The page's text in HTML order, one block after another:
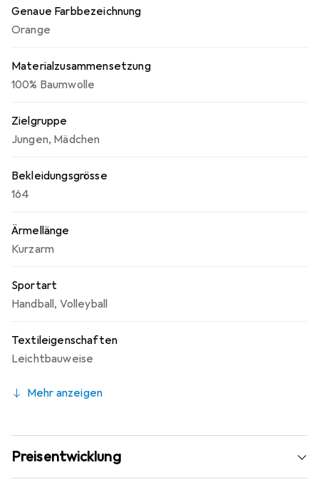
Genaue Farbbezeichnung
Orange
Materialzusammensetzung
100% Baumwolle
Zielgruppe
Jungen, Mädchen
Bekleidungsgrösse
164
Ärmellänge
Kurzarm
Sportart
Handball, Volleyball
Textileigenschaften
Leichtbauweise
Mehr anzeigen
Preisentwicklung